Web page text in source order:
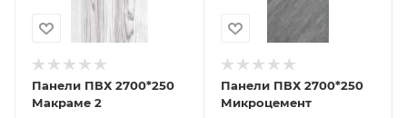
Панели ПВХ 2700*250
Макраме 2
Панели ПВХ 2700*250
Микроцемент